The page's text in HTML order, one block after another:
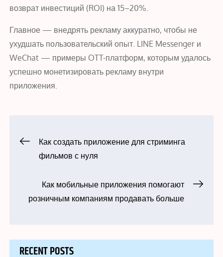
возврат инвестиций (ROI) на 15–20%.
Главное — внедрять рекламу аккуратно, чтобы не
ухудшать пользовательский опыт. LINE Messenger и
WeChat — примеры OTT-платформ, которым удалось
успешно монетизировать рекламу внутри
приложения.
Навигация
по
записям
Как создать приложение для стриминга
фильмов с нуля
Как мобильные приложения помогают
розничным компаниям продавать больше
RECENT POSTS